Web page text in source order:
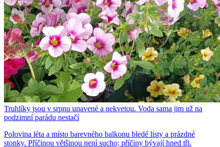
Truhlíky jsou v srpnu unavené a nekvetou. Voda sama jim už na
podzimní parádu nestačí
Polovina léta a místo barevného balkonu bledé listy a prázdné
stonky. Příčinou většinou není sucho; příčiny bývají hned tři.